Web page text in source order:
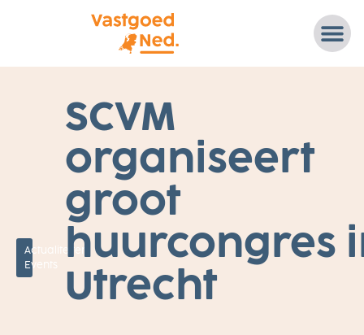
Actualiteiten
Events
O
K
O
B
2
U
D
SCVM
organiseert
groot
huurcongres
Utrecht